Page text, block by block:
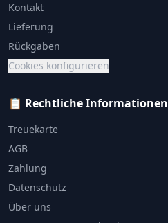
Kontakt
Lieferung
Rückgaben
Cookies konfigurieren
📋 Rechtliche Informationen
Treuekarte
AGB
Zahlung
Datenschutz
Über uns